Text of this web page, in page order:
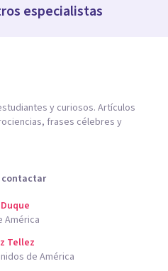
especialistas
y curiosos. Artículos
frases célebres y
contactar
América
Tellez
de América